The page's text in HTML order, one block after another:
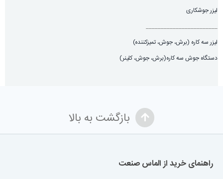
لیزر جوشکاری
________________________
لیزر سه کاره (برش، جوش، تميزكننده)
دستگاه جوش سه کاره(برش، جوش، کلینر)
بازگشت به بالا
راهنمای خرید از الماس صنعت